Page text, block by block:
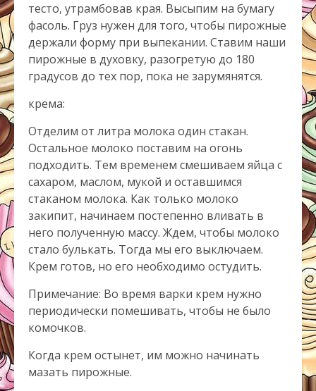
тесто, утрамбовав края. Высыпим на бумагу
фасоль. Груз нужен для того, чтобы пирожные
держали форму при выпекании. Ставим наши
пирожные в духовку, разогретую до 180
градусов до тех пор, пока не зарумянятся.
крема:
Отделим от литра молока один стакан.
Остальное молоко поставим на огонь
подходить. Тем временем смешиваем яйца с
сахаром, маслом, мукой и оставшимся
стаканом молока. Как только молоко
закипит, начинаем постепенно вливать в
него полученную массу. Ждем, чтобы молоко
стало булькать. Тогда мы его выключаем.
Крем готов, но его необходимо остудить.
Примечание: Во время варки крем нужно
периодически помешивать, чтобы не было
комочков.
Когда крем остынет, им можно начинать
мазать пирожные.